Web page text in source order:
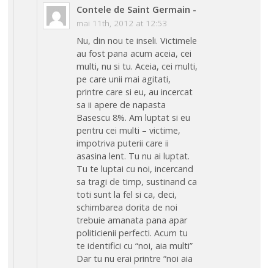
Contele de Saint Germain -
mai 11th, 2012 at 12:53
Nu, din nou te inseli. Victimele
au fost pana acum aceia, cei
multi, nu si tu. Aceia, cei multi,
pe care unii mai agitati,
printre care si eu, au incercat
sa ii apere de napasta
Basescu 8%. Am luptat si eu
pentru cei multi – victime,
impotriva puterii care ii
asasina lent. Tu nu ai luptat.
Tu te luptai cu noi, incercand
sa tragi de timp, sustinand ca
toti sunt la fel si ca, deci,
schimbarea dorita de noi
trebuie amanata pana apar
politicienii perfecti. Acum tu
te identifici cu “noi, aia multi”
Dar tu nu erai printre “noi aia